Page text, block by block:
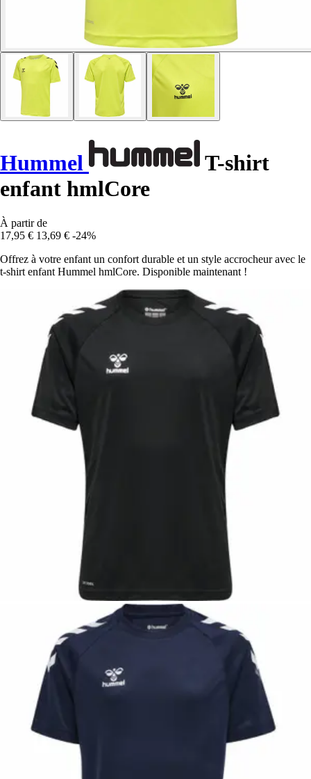
Hummel
T-shirt
enfant hmlCore
À partir de
17,95 € 13,69 € -24%
Offrez à votre enfant un confort durable et un style accrocheur avec le
t-shirt enfant Hummel hmlCore. Disponible maintenant !